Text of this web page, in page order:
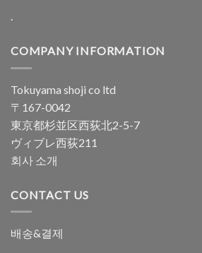
.
COMPANY INFORMATION
Tokuyama shoji co ltd
〒167-0042
東京都杉並区西荻北2-5-7
ヴィブレ西荻211
회사 소개
CONTACT US
배송&결제